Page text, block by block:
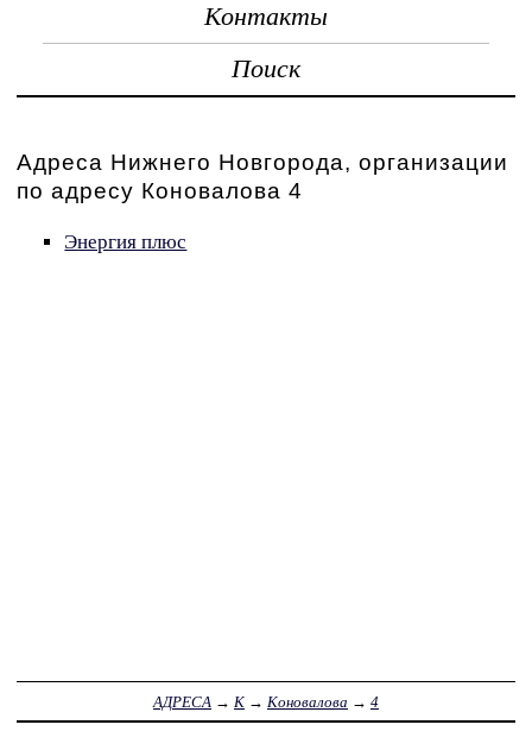
Контакты
Поиск
Адреса Нижнего Новгорода, организации
по адресу Коновалова 4
Энергия плюс
АДРЕСА → К → Коновалова → 4